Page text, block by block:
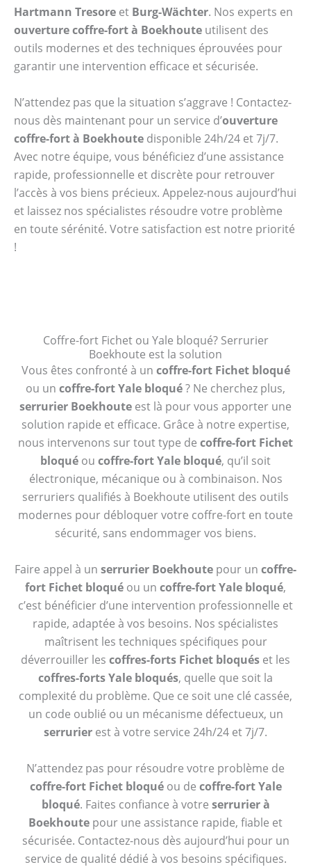
Hartmann Tresore et Burg-Wächter. Nos experts en
ouverture coffre-fort à Boekhoute utilisent des
outils modernes et des techniques éprouvées pour
garantir une intervention efficace et sécurisée.
N’attendez pas que la situation s’aggrave ! Contactez-
nous dès maintenant pour un service d’ouverture
coffre-fort à Boekhoute disponible 24h/24 et 7j/7.
Avec notre équipe, vous bénéficiez d’une assistance
rapide, professionnelle et discrète pour retrouver
l’accès à vos biens précieux. Appelez-nous aujourd’hui
et laissez nos spécialistes résoudre votre problème
en toute sérénité. Votre satisfaction est notre priorité
!
Coffre-fort Fichet ou Yale bloqué? Serrurier
Boekhoute est la solution
Vous êtes confronté à un coffre-fort Fichet bloqué
ou un coffre-fort Yale bloqué? Ne cherchez plus,
serrurier Boekhoute est là pour vous apporter une
solution rapide et efficace. Grâce à notre expertise,
nous intervenons sur tout type de coffre-fort Fichet
bloqué ou coffre-fort Yale bloqué, qu’il soit
électronique, mécanique ou à combinaison. Nos
serruriers qualifiés à Boekhoute utilisent des outils
modernes pour débloquer votre coffre-fort en toute
sécurité, sans endommager vos biens.
Faire appel à un serrurier Boekhoute pour un coffre-
fort Fichet bloqué ou un coffre-fort Yale bloqué,
c’est bénéficier d’une intervention professionnelle et
rapide, adaptée à vos besoins. Nos spécialistes
maîtrisent les techniques spécifiques pour
déverrouiller les coffres-forts Fichet bloqués et les
coffres-forts Yale bloqués, quelle que soit la
complexité du problème. Que ce soit une clé cassée,
un code oublié ou un mécanisme défectueux, un
serrurier est à votre service 24h/24 et 7j/7.
N’attendez pas pour résoudre votre problème de
coffre-fort Fichet bloquéou de coffre-fort Yale
bloqué. Faites confiance à votre serrurier à
Boekhoute pour une assistance rapide, fiable et
sécurisée. Contactez-nous dès aujourd’hui pour un
service de qualité dédié à vos besoins spécifiques.